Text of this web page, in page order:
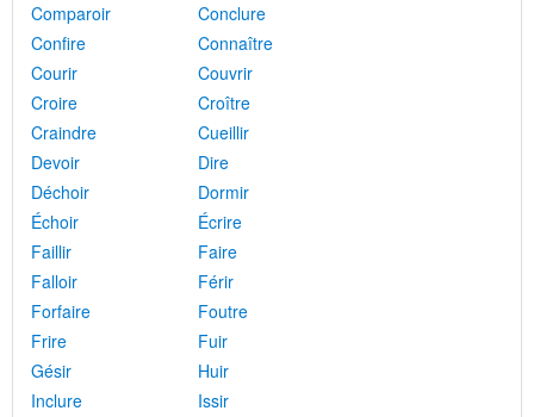
Comparoir
Conclure
Confire
Connaître
Courir
Couvrir
Croire
Croître
Craindre
Cueillir
Devoir
Dire
Déchoir
Dormir
Échoir
Écrire
Faillir
Faire
Falloir
Férir
Forfaire
Foutre
Frire
Fuir
Gésir
Huir
Inclure
Issir